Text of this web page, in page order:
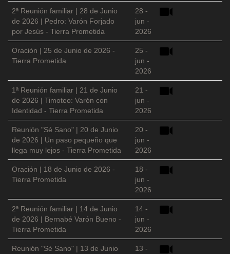
2ª Reunión familiar | 28 de Junio
de 2026 | Pedro: Varón Forjado
por Jesús - Tierra Prometida
28 -
jun -
2026
Oración | 25 de Junio de 2026 -
Tierra Prometida
25 -
jun -
2026
1ª Reunión familiar | 21 de Junio
de 2026 | Timoteo: Varón con
Identidad - Tierra Prometida
21 -
jun -
2026
Reunión "Sé Sano" | 20 de Junio
de 2026 | Un paso pequeño que
llega muy lejos - Tierra Prometida
20 -
jun -
2026
Oración | 18 de Junio de 2026 -
Tierra Prometida
18 -
jun -
2026
2ª Reunión familiar | 14 de Junio
de 2026 | Bernabé Varón Bueno -
Tierra Prometida
14 -
jun -
2026
Reunión "Sé Sano" | 13 de Junio
13 -